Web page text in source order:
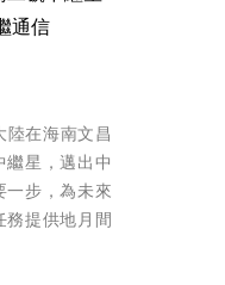
通信
陸在海南文昌
繼星，邁出中
一步，為未來
務提供地月間